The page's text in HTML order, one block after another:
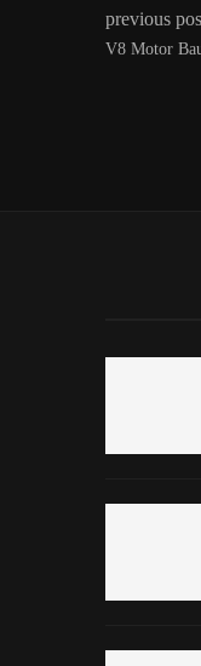
previous
V8 Motor